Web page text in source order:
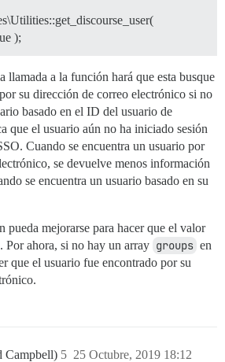
);
llamada a la función hará que esta busque
su dirección de correo electrónico si no
basado en el ID del usuario de
que el usuario aún no ha iniciado sesión
Cuando se encuentra un usuario por
se devuelve menos información
se encuentra un usuario basado en su
pueda mejorarse para hacer que el valor
Por ahora, si no hay un array groups en
que el usuario fue encontrado por su
Campbell) 25 Octubre, 2019 18:12
5